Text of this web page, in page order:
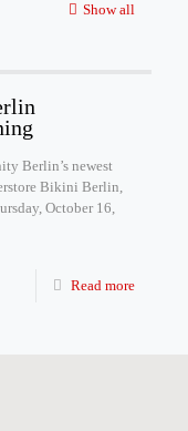
Show all
Berlin’s newest
Bikini Berlin,
October 16,
Read more